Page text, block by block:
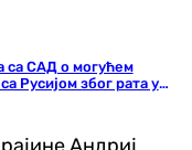
са САД о могућем
Русијом због рата у